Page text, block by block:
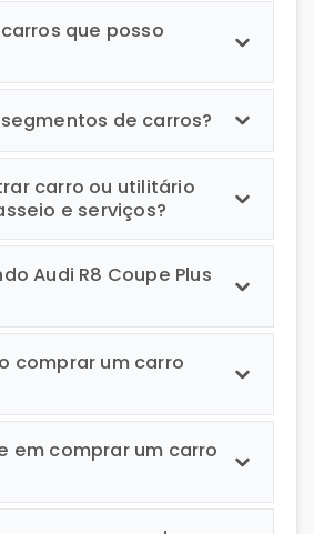
que posso
de carros?
carro ou utilitário
e serviços?
Audi R8 Coupe Plus
comprar um carro
em comprar um carro